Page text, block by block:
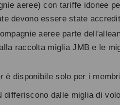
aeree) con tariffe idonee
devono essere state
aeree parte
raccolta miglia JMB e le
è disponibile solo per i
differiscono dalle miglia di